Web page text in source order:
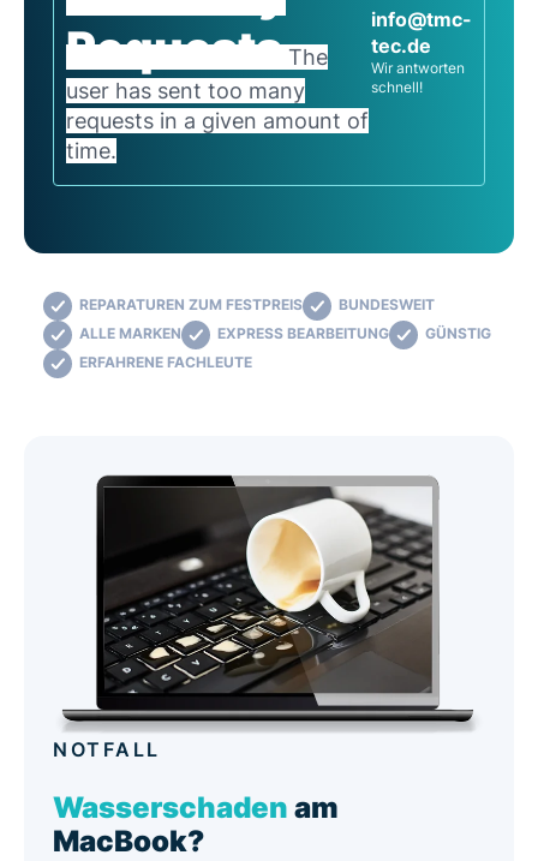
Requests The
user has sent too many
requests in a given amount of
time.
info@tmc-
tec.de
Wir antworten
schnell!
REPARATUREN ZUM FESTPREIS
BUNDESWEIT
ALLE MARKEN
EXPRESS BEARBEITUNG
GÜNSTIG
ERFAHRENE FACHLEUTE
NOTFALL
Wasserschaden am
MacBook?